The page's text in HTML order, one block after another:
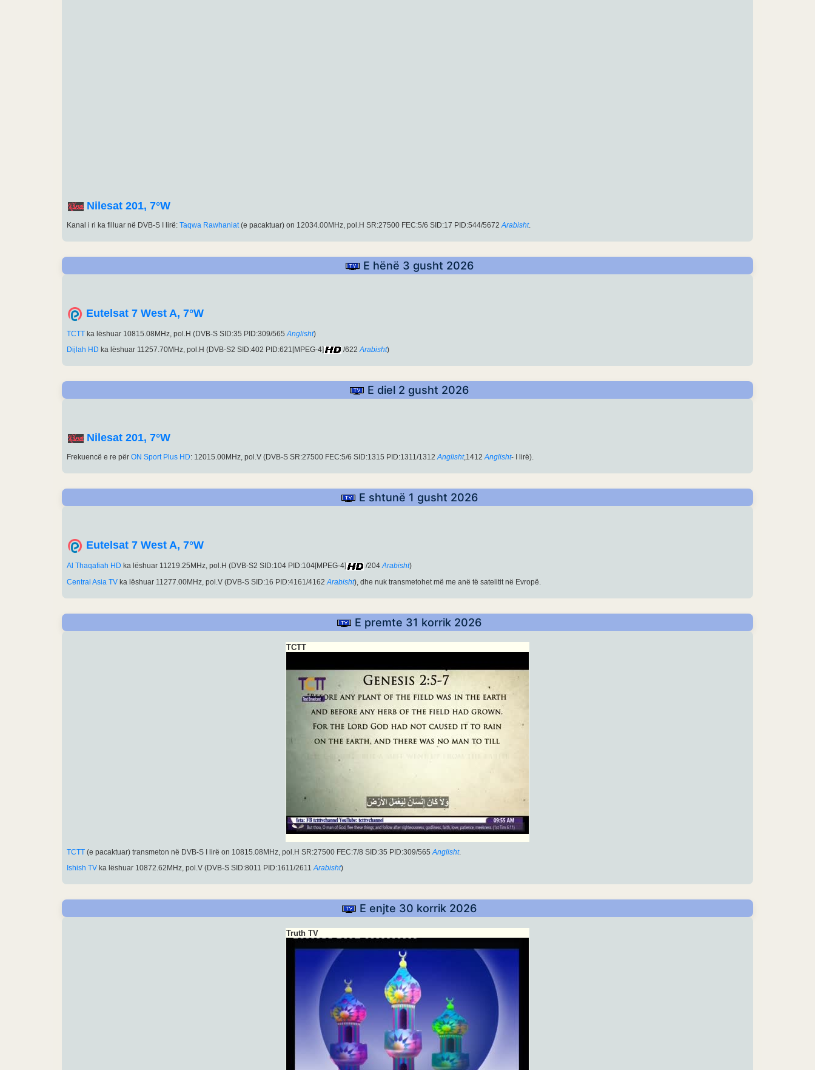
Nilesat 201, 7°W
Kanal i ri ka filluar në DVB-S I lirë: Taqwa Rawhaniat(e pacaktuar) on 12034.00MHz, pol.H SR:27500 FEC:5/6 SID:17 PID:544/5672 Arabisht.
E hënë 3 gusht 2026
Eutelsat 7 West A, 7°W
TCTT ka lëshuar 10815.08MHz, pol.H (DVB-S SID:35 PID:309/565 Anglisht)
Dijlah HD ka lëshuar 11257.70MHz, pol.H (DVB-S2 SID:402 PID:621[MPEG-4] /622 Arabisht)
E diel 2 gusht 2026
Nilesat 201, 7°W
Frekuencë e re për ON Sport Plus HD: 12015.00MHz, pol.V (DVB-S SR:27500 FEC:5/6 SID:1315 PID:1311/1312 Anglisht,1412 Anglisht- I lirë).
E shtunë 1 gusht 2026
Eutelsat 7 West A, 7°W
Al Thaqafiah HD ka lëshuar 11219.25MHz, pol.H (DVB-S2 SID:104 PID:104[MPEG-4] /204 Arabisht)
Central Asia TV ka lëshuar 11277.00MHz, pol.V (DVB-S SID:16 PID:4161/4162 Arabisht), dhe nuk transmetohet më me anë të satelitit në Evropë.
E premte 31 korrik 2026
TCTT
TCTT (e pacaktuar) transmeton në DVB-S I lirë on 10815.08MHz, pol.H SR:27500 FEC:7/8 SID:35 PID:309/565 Anglisht.
Ishish TV ka lëshuar 10872.62MHz, pol.V (DVB-S SID:8011 PID:1611/2611 Arabisht)
E enjte 30 korrik 2026
Truth TV